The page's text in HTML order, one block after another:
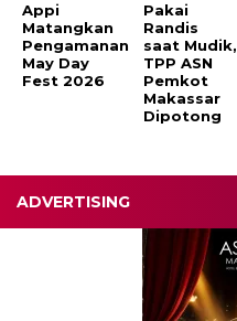
Appi
Matangkan
Pengamanan
May Day
Fest 2026
Pakai
Randis
saat Mudik,
TPP ASN
Pemkot
Makassar
Dipotong
ADVERTISING